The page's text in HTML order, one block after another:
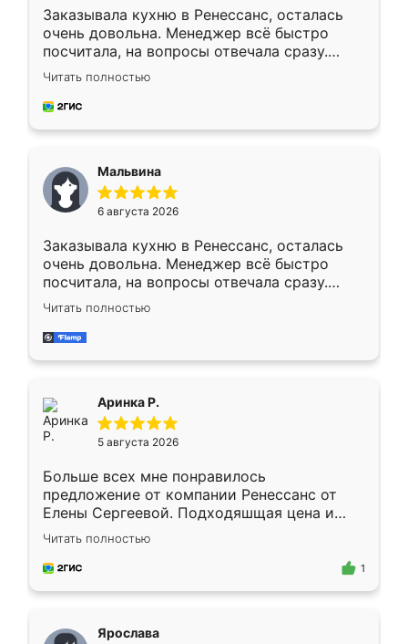
Заказывала кухню в Ренессанс, осталась
очень довольна. Менеджер всё быстро
посчитала, на вопросы отвечала сразу.
Замерщик приехал в субботу, подошёл к
делу со всей ответственностью. Собрали
за день, ребята работали аккуратно, даже
Читать полностью
Мальвина
6 августа 2026
Заказывала кухню в Ренессанс, осталась
очень довольна. Менеджер всё быстро
посчитала, на вопросы отвечала сразу.
Замерщик приехал в субботу, подошёл к
делу со всей ответственностью. Собрали
за день, ребята работали аккуратно, даже
Читать полностью
Аринка Р.
5 августа 2026
Больше всех мне понравилось
предложение от компании Ренессанс от
Елены Сергеевой. Подходяшщая цена и
короткие сроки изготовления. Приехавший
для замера сотрудник Владислав
предложил по моему эскизу самый
Читать полностью
1
Ярослава